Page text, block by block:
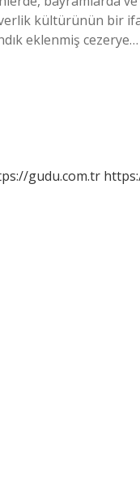
kültürünün bir
eklenmiş cezerye…
gudu.com.tr